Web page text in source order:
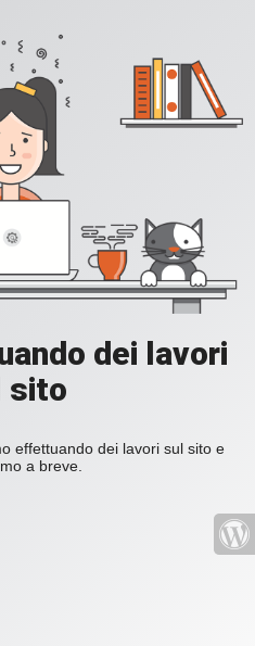
dei lavori
sito
effettuando dei lavori sul sito e
a breve.